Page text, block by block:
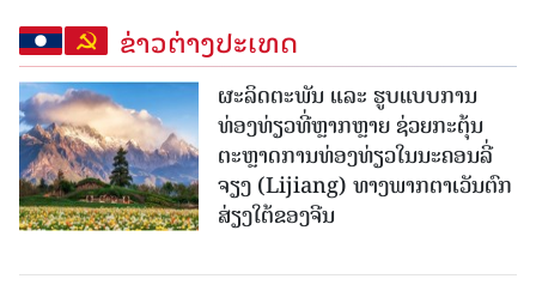
ຂ່າວຕ່າງປະເທດ
ຜະລິດຕະພັນ ແລະ ຮູບແບບການ
ທ່ອງທ່ຽວທີ່ຫຼາກຫຼາຍ ຊ່ວຍກະຕຸ້ນ
ຕະຫຼາດການທ່ອງທ່ຽວໃນນະຄອນລີ່
ຈຽງ (Lijiang) ທາງພາກຕາເວັນຕົກ
ສ່ຽງໃຕ້ຂອງຈີນ